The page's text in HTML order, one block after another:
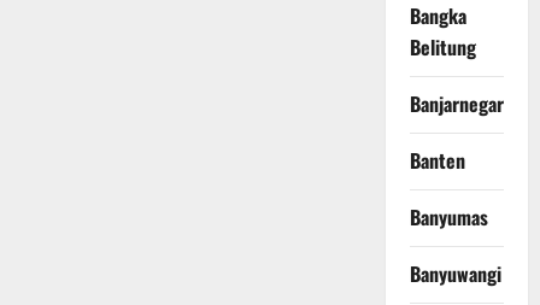
Bangka
Belitung
Banjarnegara
Banten
Banyumas
Banyuwangi